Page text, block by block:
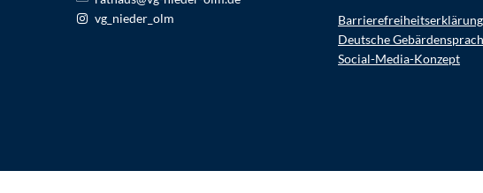
vg_nieder_olm
Barrierefreiheitserklärung
Deutsche
Social-Media-Konzept